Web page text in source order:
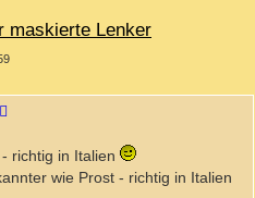
maskierte Lenker
richtig in Italien
wie Prost - richtig in Italien